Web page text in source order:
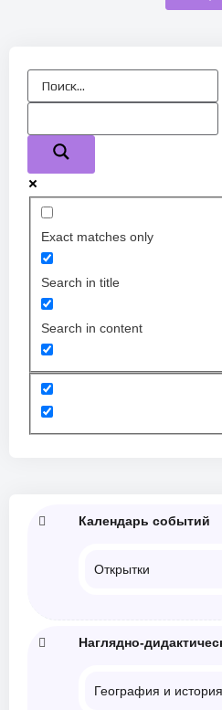
Exact matches only
Search in title
Search in content
Календарь событий
Открытки
Наглядно-
География и история